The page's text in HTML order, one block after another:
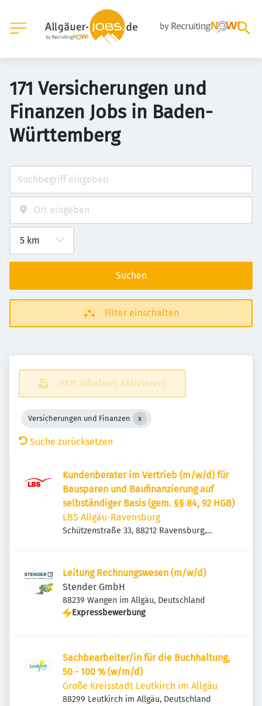
171 Versicherungen und
Finanzen Jobs in Baden-
Württemberg
Suchen
Filter einschalten
Jetzt Jobalarm aktivieren!
Versicherungen und Finanzen
Suche zurücksetzen
Kundenberater im Vertrieb (m/w/d) für
Bausparen und Baufinanzierung auf
selbständiger Basis (gem. §§ 84, 92 HGB)
LBS Allgäu-Ravensburg
Schützenstraße 33, 88212 Ravensburg,
Leitung Rechnungswesen (m/w/d)
Stender GmbH
88239 Wangen im Allgäu, Deutschland
Expressbewerbung
Sachbearbeiter/in für die Buchhaltung,
50 - 100 % (w/m/d)
Große Kreisstadt Leutkirch im Allgäu
88299 Leutkirch im Allgäu, Deutschland